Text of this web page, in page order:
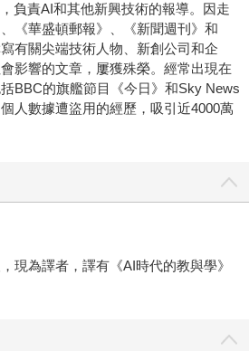
負責AI和其他新興技術的報導。因走
《華盛頓郵報》、《新聞週刊》和
有關尖端技術人物、新創公司和企
影響的文章，屢獲殊榮。經常出現在
BBC的旗艦節目《今日》和Sky News
人數據遭盜用的經歷，吸引近4000萬
現為譯者，譯有《AI時代的教與學》